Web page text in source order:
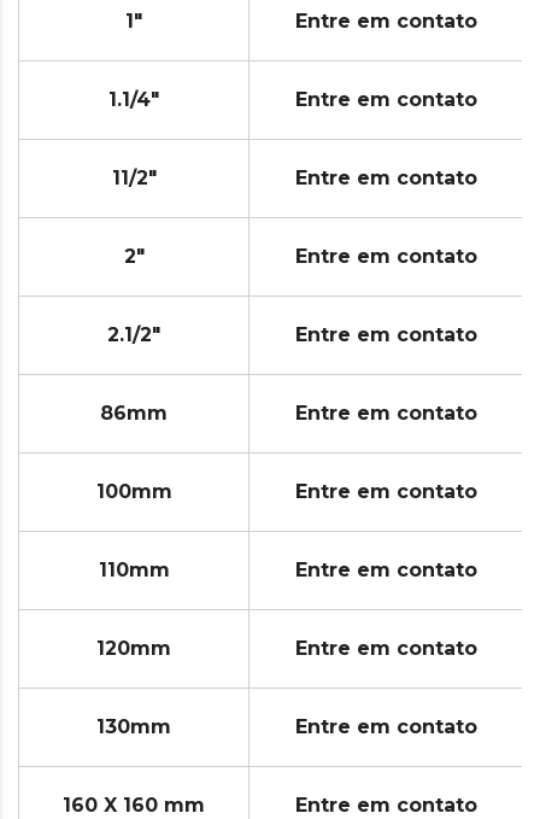
1" Entre em contato
1.1/4" Entre em contato
11/2" Entre em contato
2" Entre em contato
2.1/2" Entre em contato
86mm Entre em contato
100mm Entre em contato
110mm Entre em contato
120mm Entre em contato
130mm Entre em contato
160 X 160 mm Entre em contato